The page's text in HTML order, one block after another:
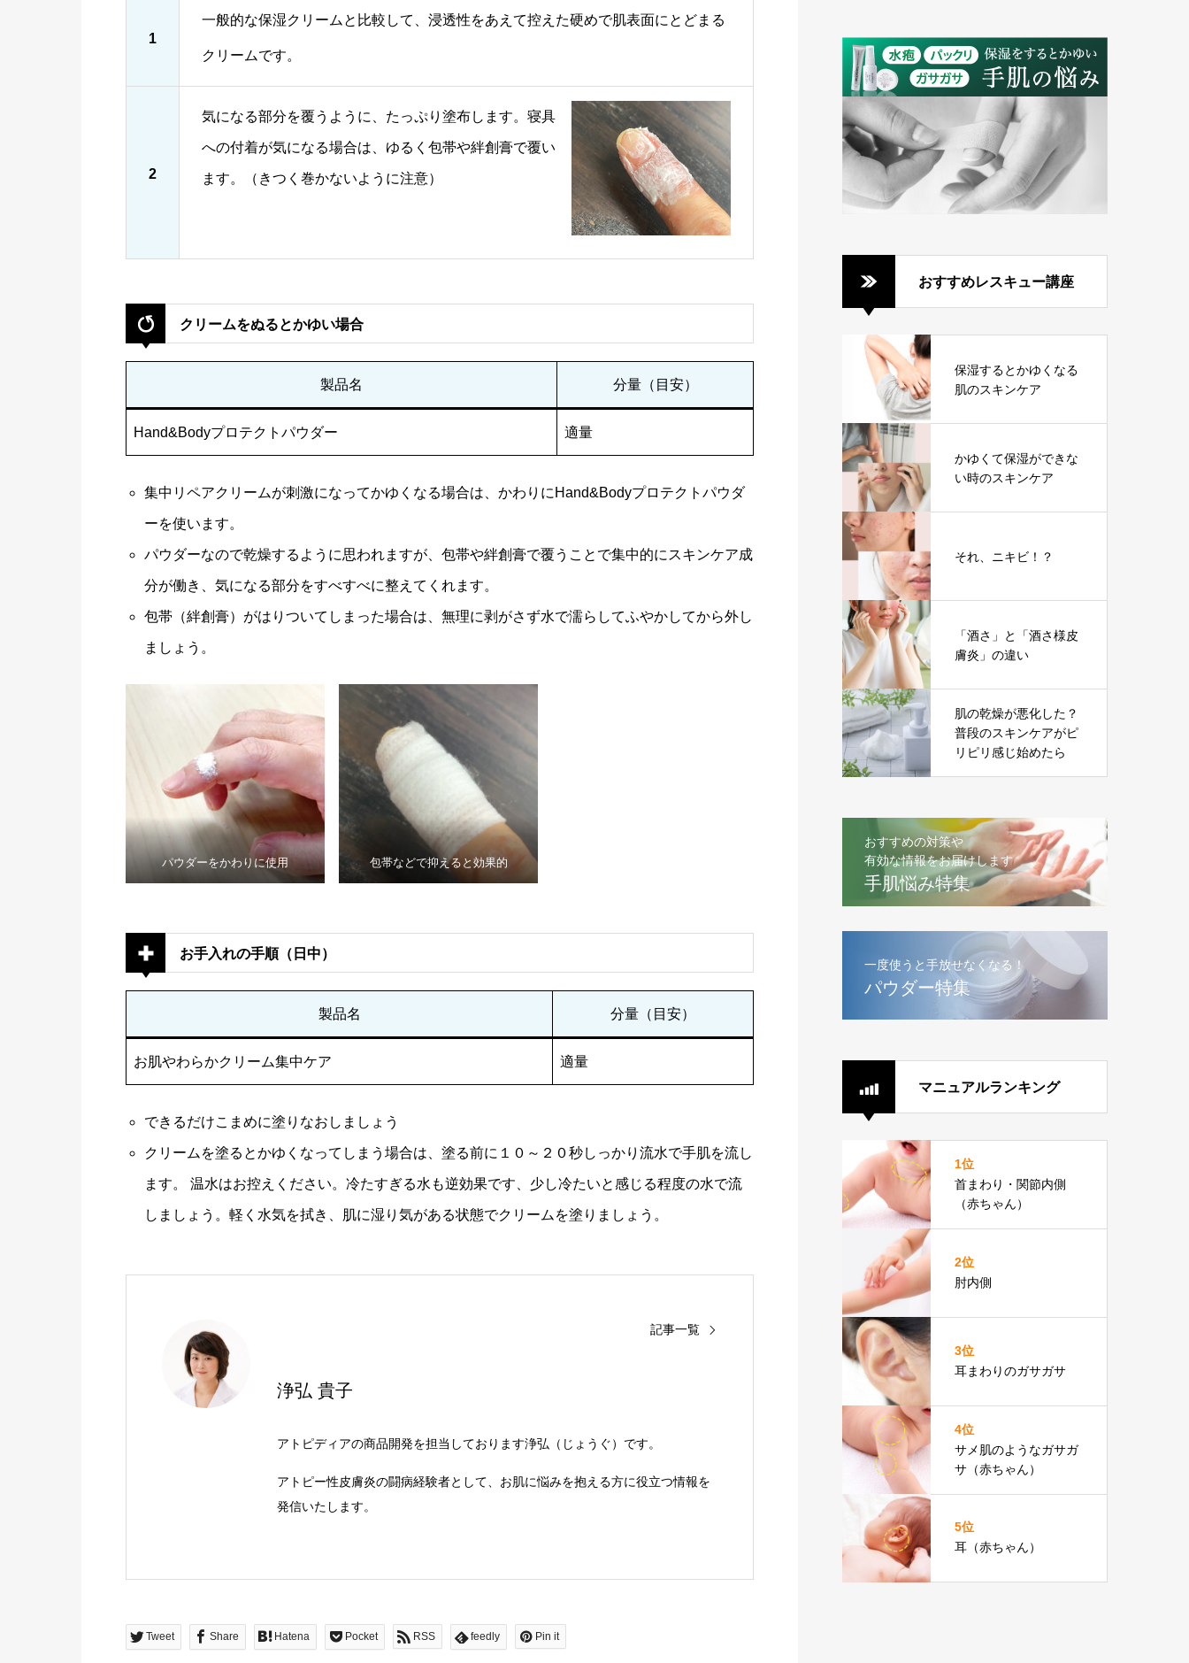
1
一般的な保湿クリームと比較して、浸透性をあえて控えた硬めで肌表面にとどまる
クリームです。
2
気になる部分を覆うように、たっぷり塗布します。寝具
への付着が気になる場合は、ゆるく包帯や絆創膏で覆い
ます。（きつく巻かないように注意）
クリームをぬるとかゆい場合
製品名 分量（目安）
Hand&Bodyプロテクトパウダー 適量
集中リペアクリームが刺激になってかゆくなる場合は、かわりにHand&Bodyプロテクトパウダ
ーを使います。
パウダーなので乾燥するように思われますが、包帯や絆創膏で覆うことで集中的にスキンケア成
分が働き、気になる部分をすべすべに整えてくれます。
包帯（絆創膏）がはりついてしまった場合は、無理に剥がさず水で濡らしてふやかしてから外し
ましょう。
パウダーをかわりに使用 包帯などで抑えると効果的
お手入れの手順（日中）
製品名 分量（目安）
お肌やわらかクリーム集中ケア 適量
できるだけこまめに塗りなおしましょう
クリームを塗るとかゆくなってしまう場合は、塗る前に１０～２０秒しっかり流水で手肌を流し
ます。 温水はお控えください。冷たすぎる水も逆効果です、少し冷たいと感じる程度の水で流
しましょう。軽く水気を拭き、肌に湿り気がある状態でクリームを塗りましょう。
浄弘 貴子
記事一覧
アトピディアの商品開発を担当しております浄弘（じょうぐ）です。
アトピー性皮膚炎の闘病経験者として、お肌に悩みを抱える方に役立つ情報を
発信いたします。
Tweet Share Hatena Pocket RSS feedly Pin it
おすすめレスキュー講座
保湿するとかゆくなる
肌のスキンケア
かゆくて保湿ができな
い時のスキンケア
それ、ニキビ！？
「酒さ」と「酒さ様皮
膚炎」の違い
肌の乾燥が悪化した？
普段のスキンケアがピ
リピリ感じ始めたら
おすすめの対策や
有効な情報をお届けします
手肌悩み特集
一度使うと手放せなくなる！
パウダー特集
マニュアルランキング
1位
首まわり・関節内側
（赤ちゃん）
2位
肘内側
3位
耳まわりのガサガサ
4位
サメ肌のようなガサガ
サ（赤ちゃん）
5位
耳（赤ちゃん）